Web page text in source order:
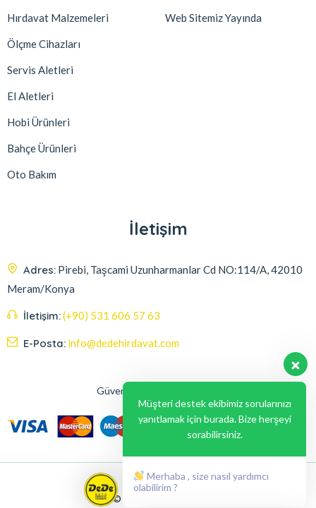
Hırdavat Malzemeleri
Ölçme Cihazları
Servis Aletleri
El Aletleri
Hobi Ürünleri
Bahçe Ürünleri
Oto Bakım
Web Sitemiz Yayında
İletişim
Adres: Pirebi, Taşcami Uzunharmanlar Cd NO:114/A, 42010
Meram/Konya
İletişim:(+90) 531 606 57 63
E-Posta: info@dedehirdavat.com
Güvenli Ödeme Seçenekleri
© 2024, Liabil Dizayn
Müşteri destek ekibimiz sorularınızı
yanıtlamak için burada. Bize herşeyi
sorabilirsiniz.
Merhaba , size nasıl yardımcı
olabilirim ?